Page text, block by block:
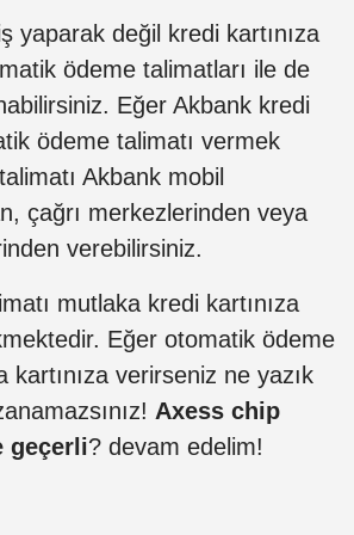
yaparak değil kredi kartınıza
ödeme talimatları ile de
Eğer Akbank kredi
ödeme talimatı vermek
Akbank mobil
çağrı merkezlerinden veya
verebilirsiniz.
mutlaka kredi kartınıza
Eğer otomatik ödeme
kartınıza verirseniz ne yazık
Axess chip
geçerli? devam edelim!